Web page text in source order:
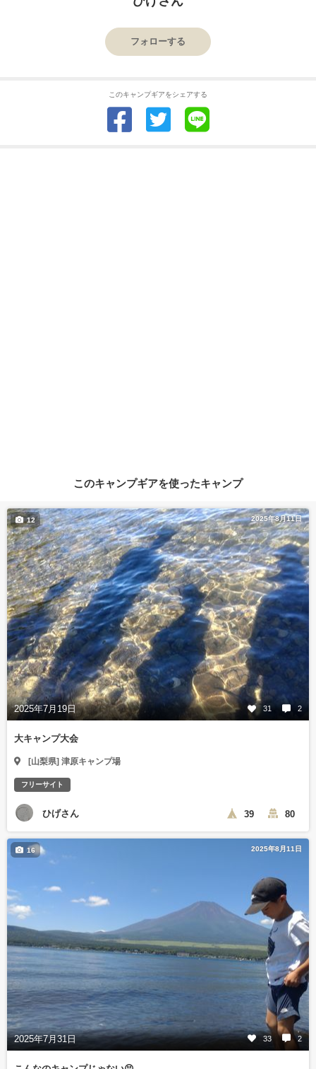
フォローする
このキャンプギアをシェアする
このキャンプギアを使ったキャンプ
2025年8月11日
2025年7月19日 31 2
12
大キャンプ大会
[山梨県] 津原キャンプ場
フリーサイト
ひげさん 39 80
2025年8月11日
2025年7月31日 33 2
16